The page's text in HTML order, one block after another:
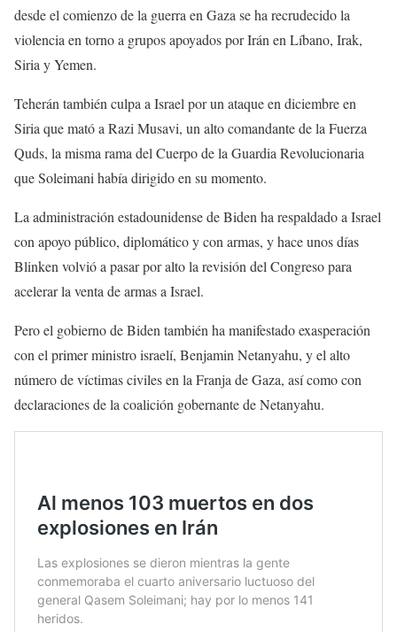
desde el comienzo de la guerra en Gaza se ha recrudecido la
violencia en torno a grupos apoyados por Irán en Líbano, Irak,
Siria y Yemen.
Teherán también culpa a Israel por un ataque en diciembre en
Siria que mató a Razi Musavi, un alto comandante de la Fuerza
Quds, la misma rama del Cuerpo de la Guardia Revolucionaria
que Soleimani había dirigido en su momento.
La administración estadounidense de Biden ha respaldado a Israel
con apoyo público, diplomático y con armas, y hace unos días
Blinken volvió a pasar por alto la revisión del Congreso para
acelerar la venta de armas a Israel.
Pero el gobierno de Biden también ha manifestado exasperación
con el primer ministro israelí, Benjamin Netanyahu, y el alto
número de víctimas civiles en la Franja de Gaza, así como con
declaraciones de la coalición gobernante de Netanyahu.